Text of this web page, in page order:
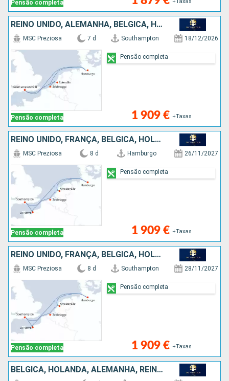
Pensão completa
REINO UNIDO, ALEMANHA, BÉLGICA, HOLANDA
Pensão completa
MSC Preziosa 7 d Southampton 18/12/2026
1 909 € +Taxas
Pensão completa
REINO UNIDO, FRANÇA, BÉLGICA, HOLANDA, ALEMANHA
Pensão completa
MSC Preziosa 8 d Hamburgo 26/11/2027
1 909 € +Taxas
Pensão completa
REINO UNIDO, FRANÇA, BÉLGICA, HOLANDA, ALEMANHA
Pensão completa
MSC Preziosa 8 d Southampton 28/11/2027
1 909 € +Taxas
Pensão completa
BÉLGICA, HOLANDA, ALEMANHA, REINO UNIDO, FRANÇA